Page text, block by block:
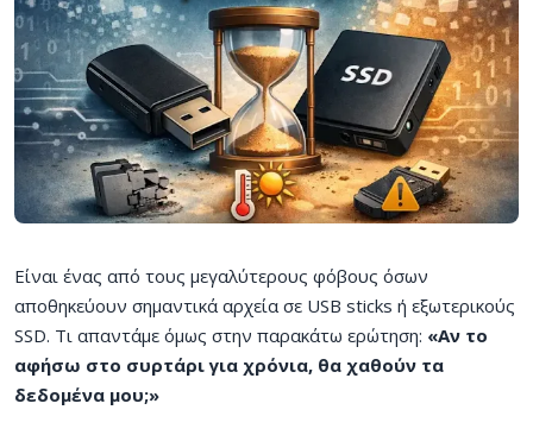
Είναι ένας από τους μεγαλύτερους φόβους όσων
αποθηκεύουν σημαντικά αρχεία σε USB sticks ή εξωτερικούς
SSD. Τι απαντάμε όμως στην παρακάτω ερώτηση: «Αν το
αφήσω στο συρτάρι για χρόνια, θα χαθούν τα
δεδομένα μου;»